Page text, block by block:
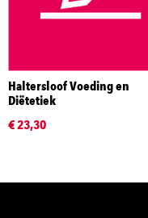
Haltersloof Voeding en
Diëtetiek
€ 23,30